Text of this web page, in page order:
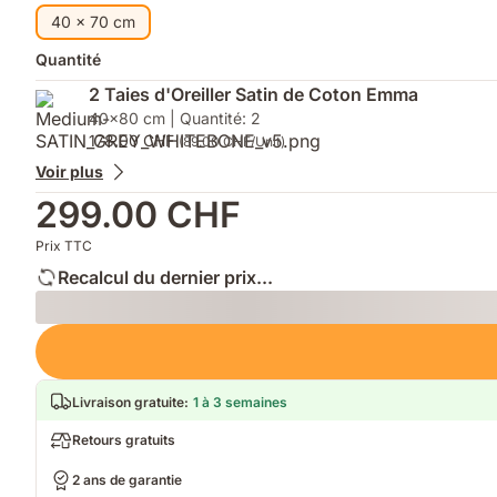
un
confort
sur-
mesure
de
pression,
température
optimale
supplémentaires
40 x 70 cm
Quantité
2 Taies d'Oreiller Satin de Coton Emma
40x80 cm | Quantité: 2
178.00 CHF(89.00 CHF/Unit)
Voir plus
299.00 CHF
Prix TTC
Recalcul du dernier prix...
Loading
Livraison gratuite: 1 à 3 semaines
Retours gratuits
2 ans de garantie